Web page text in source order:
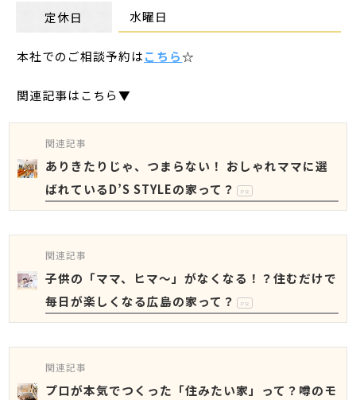
定休日 水曜日
本社でのご相談予約はこちら☆
関連記事はこちら▼
関連記事
ありきたりじゃ、つまらない！ おしゃれママに選
ばれているD’S STYLEの家って？
PR
関連記事
子供の「ママ、ヒマ～」がなくなる！？住むだけで
毎日が楽しくなる広島の家って？
PR
関連記事
プロが本気でつくった「住みたい家」って？噂のモ